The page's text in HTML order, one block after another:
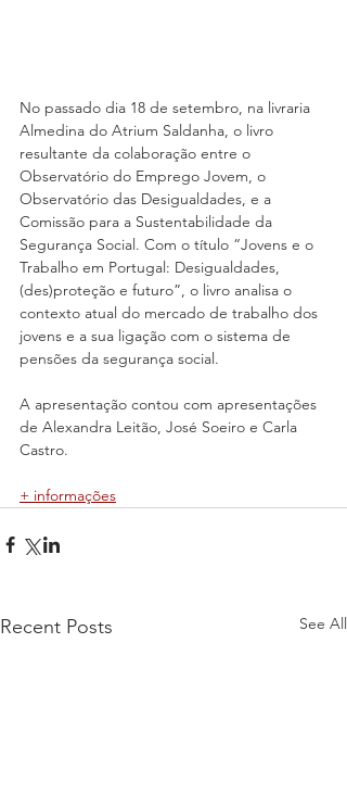
No passado dia 18 de setembro, na livraria
Almedina do Atrium Saldanha, o livro
resultante da colaboração entre o
Observatório do Emprego Jovem, o
Observatório das Desigualdades, e a
Comissão para a Sustentabilidade da
Segurança Social. Com o título “Jovens e o
Trabalho em Portugal: Desigualdades,
(des)proteção e futuro”, o livro analisa o
contexto atual do mercado de trabalho dos
jovens e a sua ligação com o sistema de
pensões da segurança social.
A apresentação contou com apresentações
de Alexandra Leitão, José Soeiro e Carla
Castro.
+ informações
Recent Posts See All